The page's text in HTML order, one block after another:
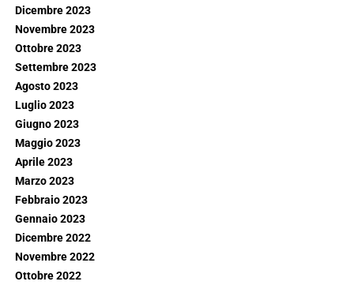
Dicembre 2023
Novembre 2023
Ottobre 2023
Settembre 2023
Agosto 2023
Luglio 2023
Giugno 2023
Maggio 2023
Aprile 2023
Marzo 2023
Febbraio 2023
Gennaio 2023
Dicembre 2022
Novembre 2022
Ottobre 2022